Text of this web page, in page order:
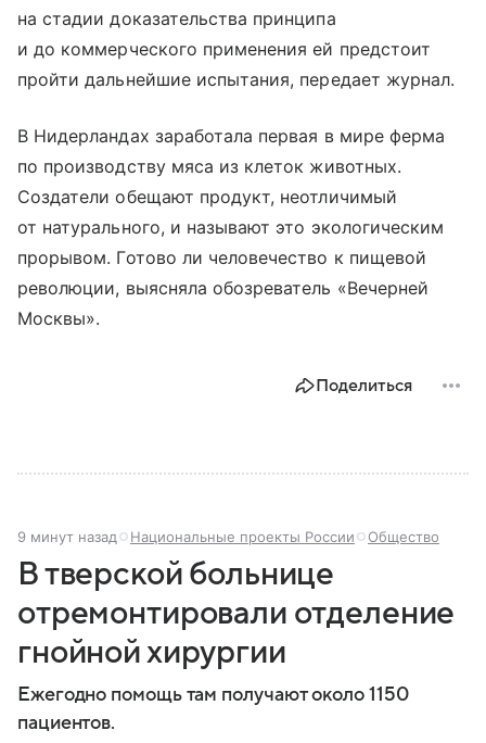
на стадии доказательства принципа
и до коммерческого применения ей предстоит
пройти дальнейшие испытания, передает журнал.
В Нидерландах заработала первая в мире ферма
по производству мяса из клеток животных.
Создатели обещают продукт, неотличимый
от натурального, и называют это экологическим
прорывом. Готово ли человечество к пищевой
революции, выясняла обозреватель «Вечерней
Москвы».
Поделиться
9 минут назад Национальные проекты России Общество
В тверской больнице
отремонтировали отделение
гнойной хирургии
Ежегодно помощь там получают около 1150
пациентов.